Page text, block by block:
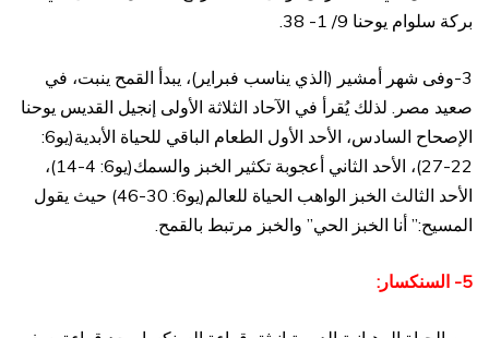
بركة سلوام يوحنا 9/ 1- 38.
3-وفى شهر أمشير (الذي يناسب فبراير)، يبدأ القمح ينبت، في
صعيد مصر. لذلك يُقرأ في الآحاد الثلاثة الأولى إنجيل القديس يوحنا
الإصحاح السادس، الأحد الأول الطعام الباقي للحياة الأبدية(يو6:
22-27)، الأحد الثاني أعجوبة تكثير الخبز والسمك(يو6: 4-14)،
الأحد الثالث الخبز الواهب الحياة للعالم(يو6: 30-46) حيث يقول
المسيح:” أنا الخبز الحي” والخبز مرتبط بالقمح.
5- السنكسار: